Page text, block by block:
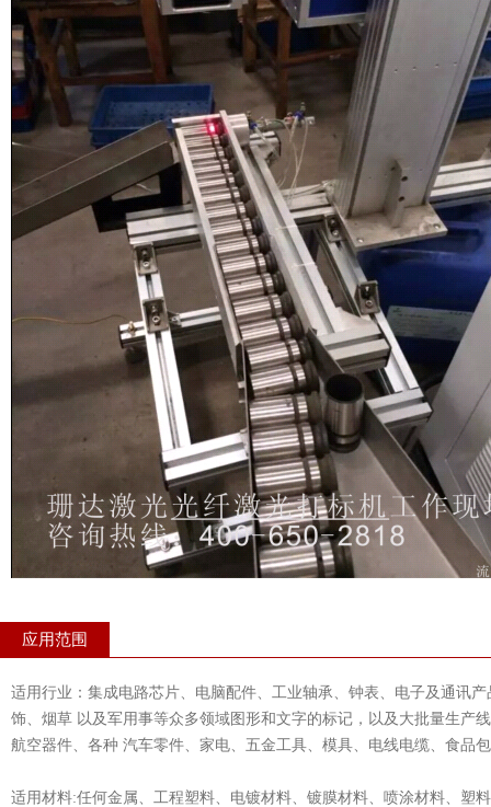
应用范围
适用行业：集成电路芯片、电脑配件、工业轴承、钟表、电子及通讯
饰、烟草 以及军用事等众多领域图形和文字的标记，以及大批量生产
航空器件、各种 汽车零件、家电、五金工具、模具、电线电缆、食
适用材料:任何金属、工程塑料、电镀材料、镀膜材料、喷涂材料、塑